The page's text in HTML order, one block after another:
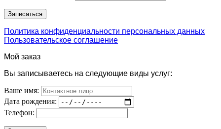
Политика конфиденциальности персональных данных
Пользовательское соглашение
Мой заказ
Вы записываетесь на следующие виды услуг:
Ваше имя:
Дата рождения:
Телефон: